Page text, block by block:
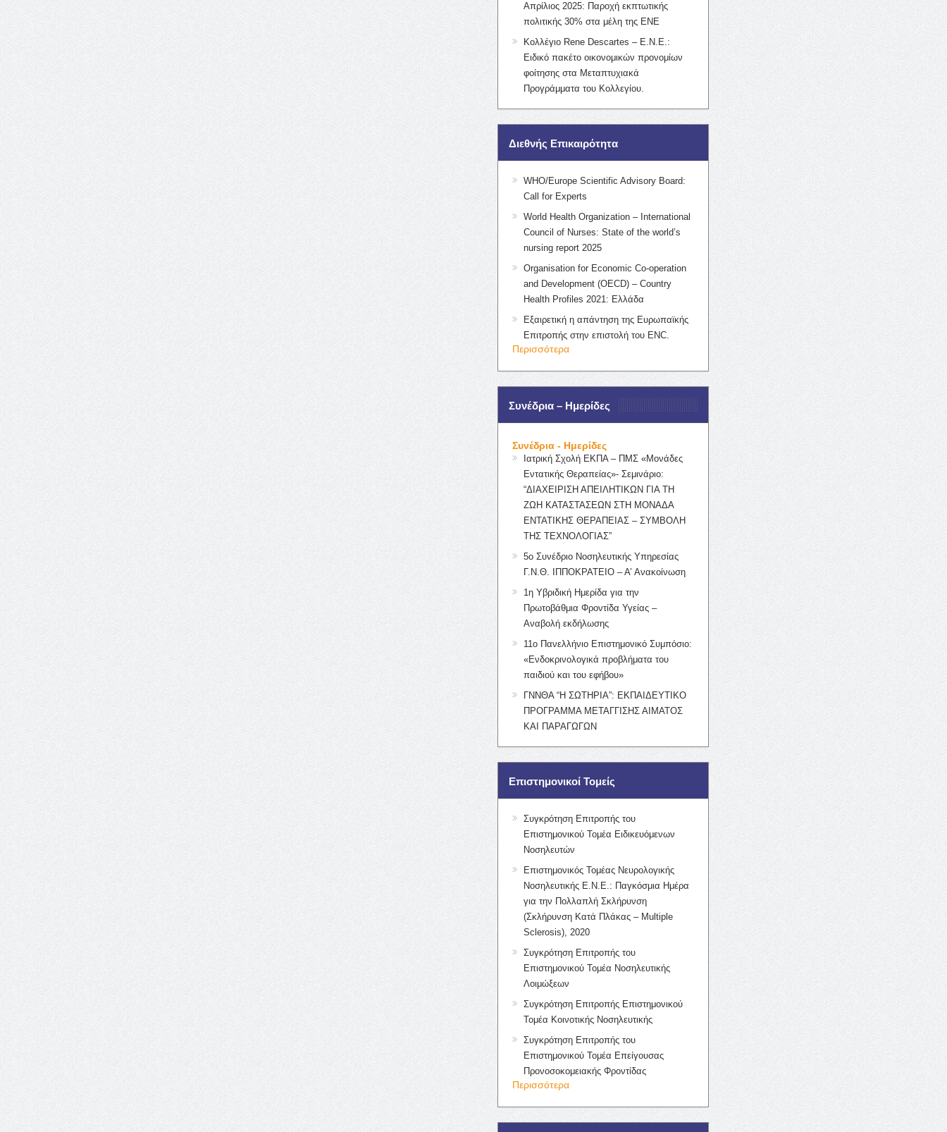
Απρίλιος 2025: Παροχή εκπτωτικής
πολιτικής 30% στα μέλη της ΕΝΕ
Κολλέγιο Rene Descartes – Ε.Ν.Ε.:
Ειδικό πακέτο οικονομικών προνομίων
φοίτησης στα Μεταπτυχιακά
Προγράμματα του Κολλεγίου.
Διεθνής Επικαιρότητα
WHO/Europe Scientific Advisory Board:
Call for Experts
World Health Organization – International
Council of Nurses: State of the world’s
nursing report 2025
Organisation for Economic Co-operation
and Development (OECD) – Country
Health Profiles 2021: Ελλάδα
Εξαιρετική η απάντηση της Ευρωπαϊκής
Επιτροπής στην επιστολή του ENC.
Περισσότερα
Συνέδρια – Ημερίδες
Συνέδρια - Ημερίδες
Ιατρική Σχολή ΕΚΠΑ – ΠΜΣ «Μονάδες
Εντατικής Θεραπείας»- Σεμινάριο:
“ΔΙΑΧΕΙΡΙΣΗ ΑΠΕΙΛΗΤΙΚΩΝ ΓΙΑ ΤΗ
ΖΩΗ ΚΑΤΑΣΤΑΣΕΩΝ ΣΤΗ ΜΟΝΑΔΑ
ΕΝΤΑΤΙΚΗΣ ΘΕΡΑΠΕΙΑΣ – ΣΥΜΒΟΛΗ
ΤΗΣ ΤΕΧΝΟΛΟΓΙΑΣ”
5ο Συνέδριο Νοσηλευτικής Υπηρεσίας
Γ.Ν.Θ. ΙΠΠΟΚΡΑΤΕΙΟ – Α’ Ανακοίνωση
1η Υβριδική Ημερίδα για την
Πρωτοβάθμια Φροντίδα Υγείας –
Αναβολή εκδήλωσης
11ο Πανελλήνιο Επιστημονικό Συμπόσιο:
«Ενδοκρινολογικά προβλήματα του
παιδιού και του εφήβου»
ΓΝΝΘΑ “Η ΣΩΤΗΡΙΑ”: ΕΚΠΑΙΔΕΥΤΙΚΟ
ΠΡΟΓΡΑΜΜΑ ΜΕΤΑΓΓΙΣΗΣ ΑΙΜΑΤΟΣ
ΚΑΙ ΠΑΡΑΓΩΓΩΝ
Επιστημονικοί Τομείς
Συγκρότηση Επιτροπής του
Επιστημονικού Τομέα Ειδικευόμενων
Νοσηλευτών
Επιστημονικός Τομέας Νευρολογικής
Νοσηλευτικής Ε.Ν.Ε.: Παγκόσμια Ημέρα
για την Πολλαπλή Σκλήρυνση
(Σκλήρυνση Κατά Πλάκας – Multiple
Sclerosis), 2020
Συγκρότηση Επιτροπής του
Επιστημονικού Τομέα Νοσηλευτικής
Λοιμώξεων
Συγκρότηση Επιτροπής Επιστημονικού
Τομέα Κοινοτικής Νοσηλευτικής
Συγκρότηση Επιτροπής του
Επιστημονικού Τομέα Επείγουσας
Προνοσοκομειακής Φροντίδας
Περισσότερα